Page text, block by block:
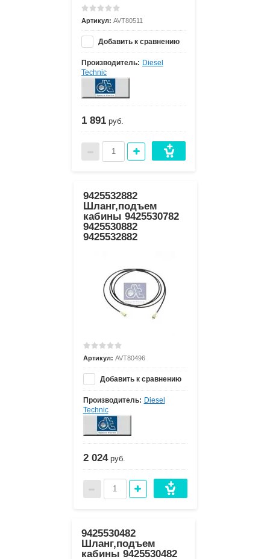
Артикул: AVT80511
Добавить к сравнению
Производитель: Diesel
Technic
1 891 руб.
9425532882
Шланг,подъем
кабины 9425530782
9425530882
9425532882
Артикул: AVT80496
Добавить к сравнению
Производитель: Diesel
Technic
2 024руб.
9425530482
Шланг,подъем
кабины 9425530482